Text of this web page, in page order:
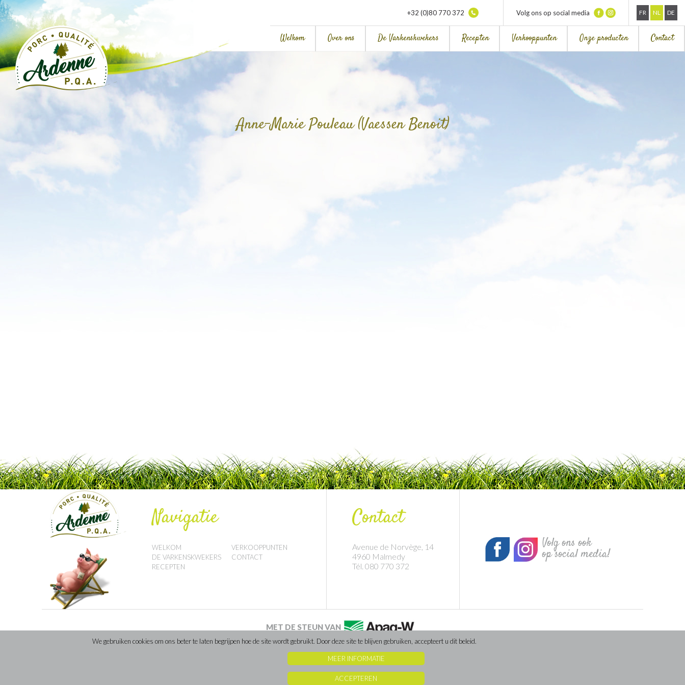
We gebruiken cookies om ons beter te laten begrijpen hoe de site wordt gebruikt. Door deze site te blijven gebruiken, accepteert u dit beleid.
MEER INFORMATIE
ACCEPTEREN
+32 (0)80 770 372 Volg ons op social media FR NL DE
Welkom Over ons De Varkenskwekers Recepten Verkooppunten Onze producten Contact
Anne-Marie Pouleau (Vaessen Benoit)
Navigatie
WELKOM
DE VARKENSKWEKERS
RECEPTEN
VERKOOPPUNTEN
CONTACT
Contact
Avenue de Norvège, 14
4960 Malmedy
Tél. 080 770 372
Volg ons ook
op social media!
MET DE STEUN VAN
Website gerealiseerd door Caractere-advertising